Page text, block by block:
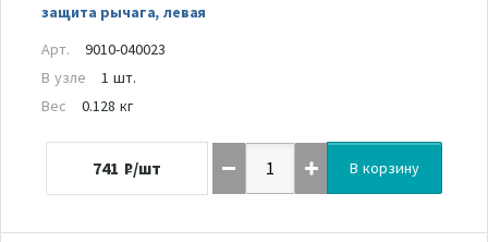
защита рычага, левая
Арт.
9010-040023
В узле
1 шт.
Вес
0.128 кг
741 ₽/шт В корзину